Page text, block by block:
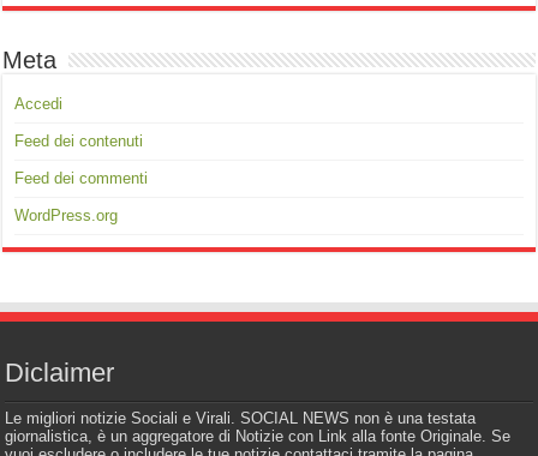
Meta
Accedi
Feed dei contenuti
Feed dei commenti
WordPress.org
Diclaimer
Le migliori notizie Sociali e Virali. SOCIAL NEWS non è una testata
giornalistica, è un aggregatore di Notizie con Link alla fonte Originale. Se